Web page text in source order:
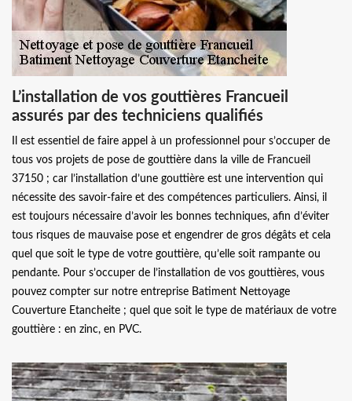
L’installation de vos gouttières Francueil
assurés par des techniciens qualifiés
Il est essentiel de faire appel à un professionnel pour s’occuper de
tous vos projets de pose de gouttière dans la ville de Francueil
37150 ; car l’installation d’une gouttière est une intervention qui
nécessite des savoir-faire et des compétences particuliers. Ainsi, il
est toujours nécessaire d’avoir les bonnes techniques, afin d’éviter
tous risques de mauvaise pose et engendrer de gros dégâts et cela
quel que soit le type de votre gouttière, qu’elle soit rampante ou
pendante. Pour s’occuper de l’installation de vos gouttières, vous
pouvez compter sur notre entreprise Batiment Nettoyage
Couverture Etancheite ; quel que soit le type de matériaux de votre
gouttière : en zinc, en PVC.